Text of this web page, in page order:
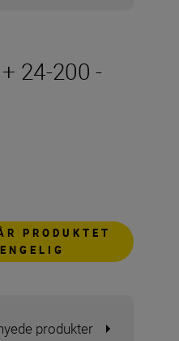
24-200 -
PRODUKTET
produkter